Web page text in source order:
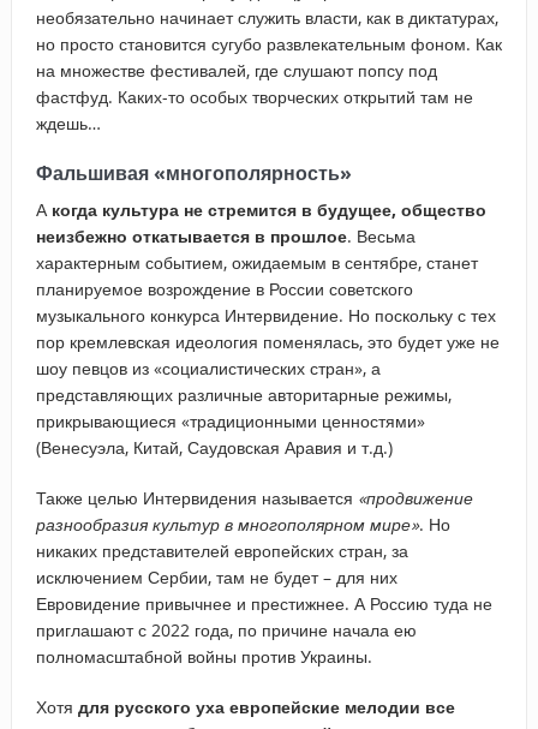
необязательно начинает служить власти, как в диктатурах,
но просто становится сугубо развлекательным фоном. Как
на множестве фестивалей, где слушают попсу под
фастфуд. Каких-то особых творческих открытий там не
ждешь…
Фальшивая «многополярность»
А когда культура не стремится в будущее, общество
неизбежно откатывается в прошлое. Весьма
характерным событием, ожидаемым в сентябре, станет
планируемое возрождение в России советского
музыкального конкурса Интервидение. Но поскольку с тех
пор кремлевская идеология поменялась, это будет уже не
шоу певцов из «социалистических стран», а
представляющих различные авторитарные режимы,
прикрывающиеся «традиционными ценностями»
(Венесуэла, Китай, Саудовская Аравия и т.д.)
Также целью Интервидения называется «продвижение
разнообразия культур в многополярном мире». Но
никаких представителей европейских стран, за
исключением Сербии, там не будет – для них
Евровидение привычнее и престижнее. А Россию туда не
приглашают с 2022 года, по причине начала ею
полномасштабной войны против Украины.
Хотя для русского уха европейские мелодии все